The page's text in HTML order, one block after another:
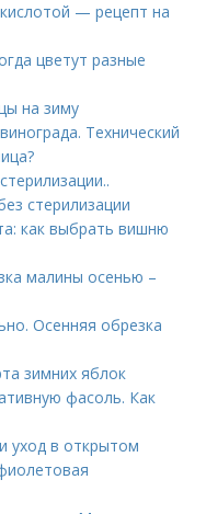
— рецепт на
цветут разные
на зиму
Технический
стерилизации
как выбрать вишню
малины осенью –
Осенняя обрезка
зимних яблок
фасоль. Как
уход в открытом